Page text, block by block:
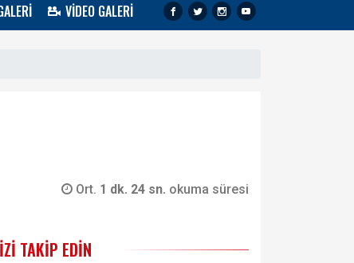
VİDEO GALERİ
Ort. 1 dk. 24 sn. okuma süresi
TAKIP EDIN